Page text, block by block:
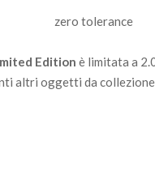
Edition è limitata a
altri oggetti da